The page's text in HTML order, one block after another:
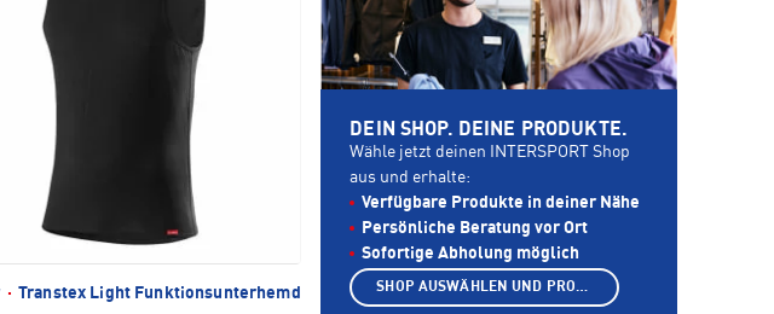
· Transtex Light Funktionsunterhemd
DEIN SHOP. DEINE PRODUKTE.
Wähle jetzt deinen INTERSPORT Shop
aus und erhalte:
Verfügbare Produkte in deiner Nähe
Persönliche Beratung vor Ort
Sofortige Abholung möglich
SHOP AUSWÄHLEN UND PRODUKTE ANZEIGEN